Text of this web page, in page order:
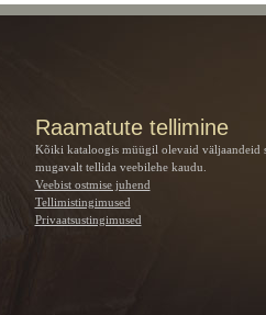
Raamatute tellimine
Kõiki kataloogis müügil olevaid väljaandeid
mugavalt tellida veebilehe kaudu.
Veebist ostmise juhend
Tellimistingimused
Privaatsustingimused